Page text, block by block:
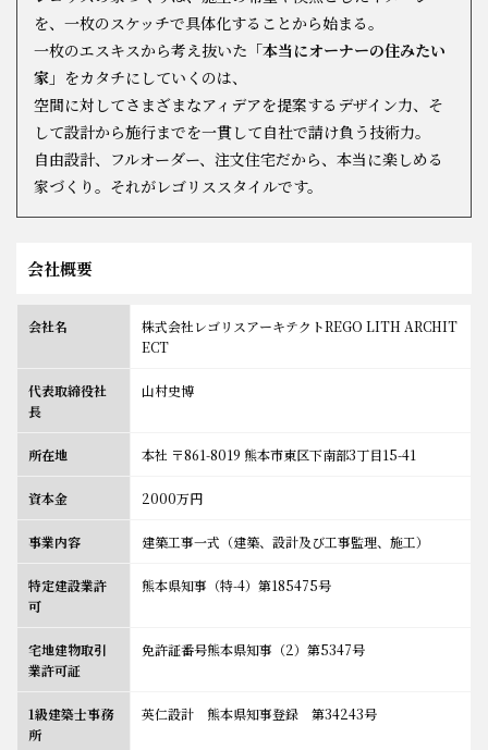
ブログ
お知らせ
を、一枚のスケッチで具体化することから始まる。
一枚のエスキスから考え抜いた 「本当にオーナーの住みたい
家」 をカタチにしていくのは、
空間に対してさまざまなアィデアを提案するデザイン力、そ
して設計から施行までを一貫して自社で請け負う技術力。
自由設計、フルオーダー、注文住宅だから、本当に楽しめる
家づくり。それがレゴリススタイルです。
会社概要
会社名
株式会社レゴリスアーキテクトREGO LITH ARCHIT
ECT
代表取締役社
長
山村史博
所在地 本社 〒861-8019 熊本市東区下南部3丁目15-41
資本金 2000万円
事業内容 建築工事一式（建築、設計及び工事監理、施工）
特定建設業許
可
熊本県知事（特-4）第185475号
宅地建物取引
業許可証
免許証番号熊本県知事（2）第5347号
1級建築士事務
所
英仁設計 熊本県知事登録 第34243号